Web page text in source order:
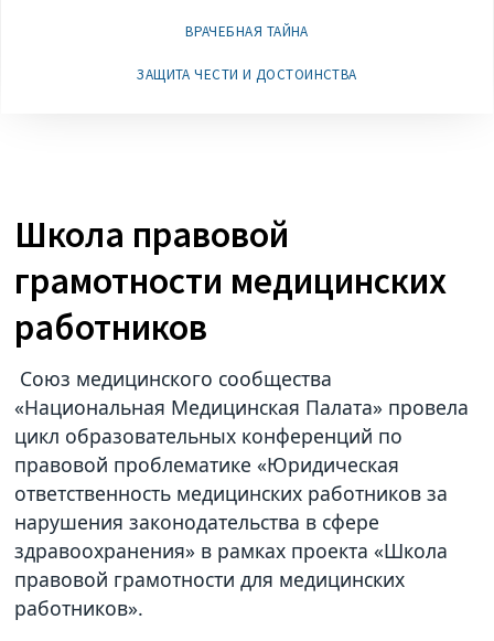
ВРАЧЕБНАЯ ТАЙНА
ЗАЩИТА ЧЕСТИ И ДОСТОИНСТВА
Школа правовой
грамотности медицинских
работников
Союз медицинского сообщества
«Национальная Медицинская Палата» провела
цикл образовательных конференций по
правовой проблематике «Юридическая
ответственность медицинских работников за
нарушения законодательства в сфере
здравоохранения» в рамках проекта «Школа
правовой грамотности для медицинских
работников».